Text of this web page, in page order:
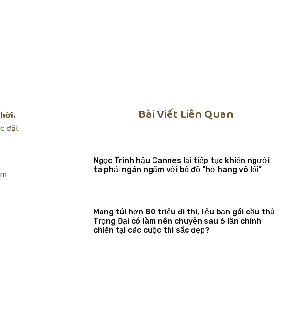
đặt
Bài Viết Liên Quan
Ngọc Trinh hậu Cannes lại tiếp tục khiến người
ta phải ngán ngẩm với bộ đồ “hở hang vô lối”
Mang túi hơn 80 triệu đi thi, liệu bạn gái cầu thủ
Trọng Đại có làm nên chuyện sau 6 lần chinh
chiến tại các cuộc thi sắc đẹp?